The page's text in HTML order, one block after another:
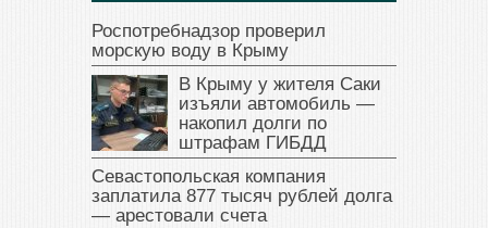
Роспотребнадзор проверил
морскую воду в Крыму
В Крыму у жителя Саки
изъяли автомобиль —
накопил долги по
штрафам ГИБДД
Севастопольская компания
заплатила 877 тысяч рублей долга
— арестовали счета